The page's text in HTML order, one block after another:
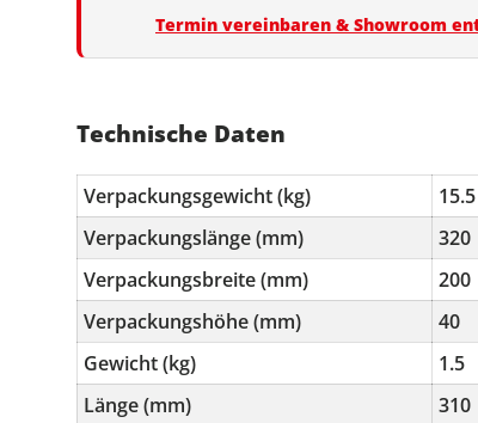
Termin vereinbaren & Showroom
Technische Daten
Verpackungsgewicht (kg)
15.5
Verpackungslänge (mm)
320
Verpackungsbreite (mm)
200
Verpackungshöhe (mm)
40
Gewicht (kg)
1.5
Länge (mm)
310